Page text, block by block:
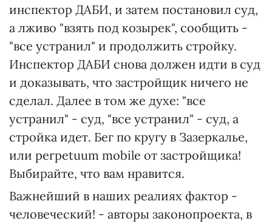
инспектор ДАБИ, и затем постановил суд,
а лживо "взять под козырек", сообщить -
"все устранил" и продолжить стройку.
Инспектор ДАБИ снова должен идти в суд
и доказывать, что застройщик ничего не
сделал. Далее в том же духе: "все
устранил" - суд, "все устранил" - суд, а
стройка идет. Бег по кругу в Зазеркалье,
или рerpetuum mobile от застройщика!
Выбирайте, что вам нравится.
Важнейший в наших реалиях фактор -
человеческий! - авторы законопроекта, в